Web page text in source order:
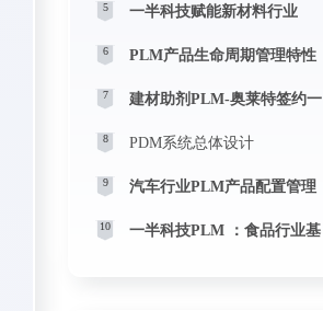
5 一半科技赋能新材料行业
6 PLM产品生命周期管理特性
7 建材助剂PLM-奥莱特签约一
8 PDM系统总体设计
9 汽车行业PLM产品配置管理
10 一半科技PLM ：食品行业基